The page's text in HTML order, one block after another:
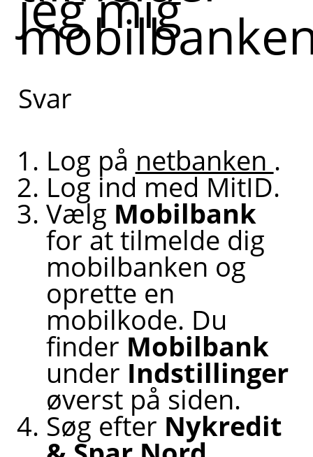
Svar
Log på netbanken .
Log ind med MitID.
Vælg Mobilbank
for at tilmelde dig
mobilbanken og
oprette en
mobilkode. Du
finder Mobilbank
under Indstillinger
øverst på siden.
Søg efter Nykredit